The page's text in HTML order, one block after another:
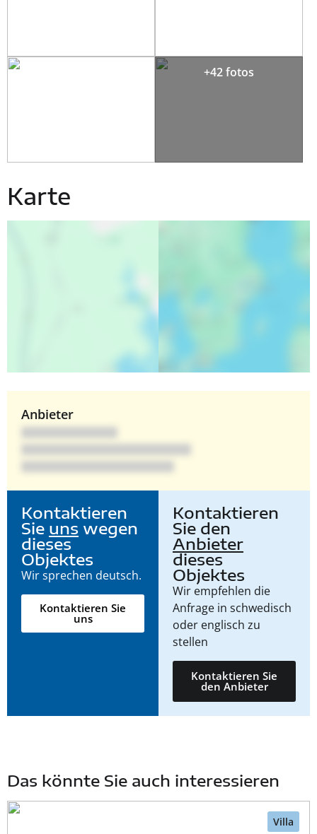
+42 fotos
Karte
Anbieter
Kontaktieren
Sie uns wegen
dieses
Objektes
Wir sprechen deutsch.
Kontaktieren Sie
uns
Kontaktieren
Sie den
Anbieter
dieses
Objektes
Wir empfehlen die
Anfrage in schwedisch
oder englisch zu
stellen
Kontaktieren Sie
den Anbieter
Das könnte Sie auch interessieren
Villa